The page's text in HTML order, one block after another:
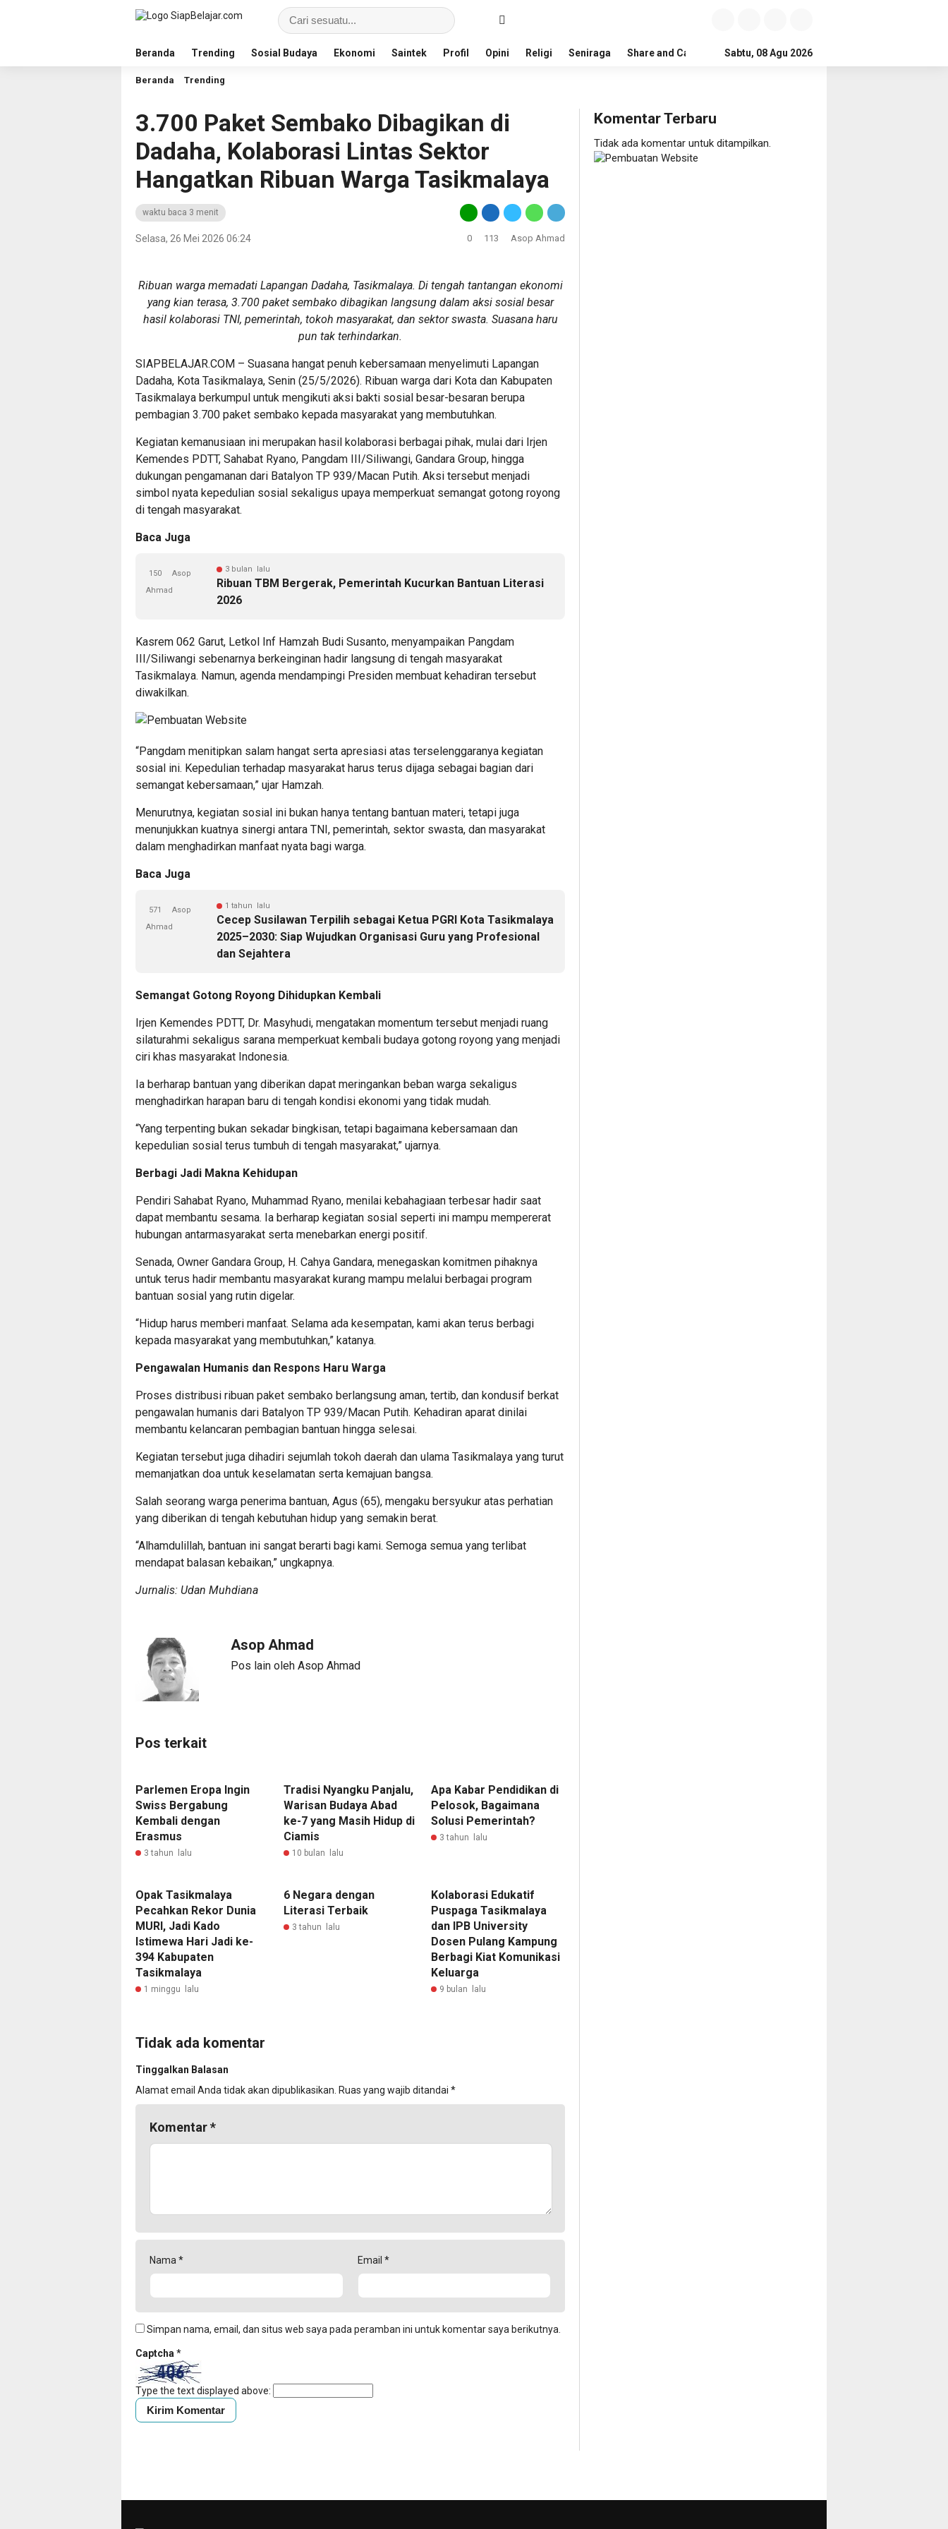
Beranda Trending Sosial Budaya Ekonomi Saintek Profil Opini Religi Seniraga Share and Care Sabtu, 08 Agu 2026
Beranda Trending
3.700 Paket Sembako Dibagikan di
Dadaha, Kolaborasi Lintas Sektor
Hangatkan Ribuan Warga Tasikmalaya
waktu baca 3 menit
Selasa, 26 Mei 2026 06:24 0 113 Asop Ahmad
Ribuan warga memadati Lapangan Dadaha, Tasikmalaya. Di tengah tantangan ekonomi
yang kian terasa, 3.700 paket sembako dibagikan langsung dalam aksi sosial besar
hasil kolaborasi TNI, pemerintah, tokoh masyarakat, dan sektor swasta. Suasana haru
pun tak terhindarkan.
SIAPBELAJAR.COM – Suasana hangat penuh kebersamaan menyelimuti Lapangan
Dadaha, Kota Tasikmalaya, Senin (25/5/2026). Ribuan warga dari Kota dan Kabupaten
Tasikmalaya berkumpul untuk mengikuti aksi bakti sosial besar-besaran berupa
pembagian 3.700 paket sembako kepada masyarakat yang membutuhkan.
Kegiatan kemanusiaan ini merupakan hasil kolaborasi berbagai pihak, mulai dari Irjen
Kemendes PDTT, Sahabat Ryano, Pangdam III/Siliwangi, Gandara Group, hingga
dukungan pengamanan dari Batalyon TP 939/Macan Putih. Aksi tersebut menjadi
simbol nyata kepedulian sosial sekaligus upaya memperkuat semangat gotong royong
di tengah masyarakat.
Baca Juga
3 bulan lalu
Ribuan TBM Bergerak, Pemerintah Kucurkan Bantuan Literasi
2026
150
Asop
Ahmad
Kasrem 062 Garut, Letkol Inf Hamzah Budi Susanto, menyampaikan Pangdam
III/Siliwangi sebenarnya berkeinginan hadir langsung di tengah masyarakat
Tasikmalaya. Namun, agenda mendampingi Presiden membuat kehadiran tersebut
diwakilkan.
“Pangdam menitipkan salam hangat serta apresiasi atas terselenggaranya kegiatan
sosial ini. Kepedulian terhadap masyarakat harus terus dijaga sebagai bagian dari
semangat kebersamaan,” ujar Hamzah.
Menurutnya, kegiatan sosial ini bukan hanya tentang bantuan materi, tetapi juga
menunjukkan kuatnya sinergi antara TNI, pemerintah, sektor swasta, dan masyarakat
dalam menghadirkan manfaat nyata bagi warga.
Baca Juga
1 tahun lalu
Cecep Susilawan Terpilih sebagai Ketua PGRI Kota Tasikmalaya
2025–2030: Siap Wujudkan Organisasi Guru yang Profesional
dan Sejahtera
571
Asop
Ahmad
Semangat Gotong Royong Dihidupkan Kembali
Irjen Kemendes PDTT, Dr. Masyhudi, mengatakan momentum tersebut menjadi ruang
silaturahmi sekaligus sarana memperkuat kembali budaya gotong royong yang menjadi
ciri khas masyarakat Indonesia.
Ia berharap bantuan yang diberikan dapat meringankan beban warga sekaligus
menghadirkan harapan baru di tengah kondisi ekonomi yang tidak mudah.
“Yang terpenting bukan sekadar bingkisan, tetapi bagaimana kebersamaan dan
kepedulian sosial terus tumbuh di tengah masyarakat,” ujarnya.
Berbagi Jadi Makna Kehidupan
Pendiri Sahabat Ryano, Muhammad Ryano, menilai kebahagiaan terbesar hadir saat
dapat membantu sesama. Ia berharap kegiatan sosial seperti ini mampu mempererat
hubungan antarmasyarakat serta menebarkan energi positif.
Senada, Owner Gandara Group, H. Cahya Gandara, menegaskan komitmen pihaknya
untuk terus hadir membantu masyarakat kurang mampu melalui berbagai program
bantuan sosial yang rutin digelar.
“Hidup harus memberi manfaat. Selama ada kesempatan, kami akan terus berbagi
kepada masyarakat yang membutuhkan,” katanya.
Pengawalan Humanis dan Respons Haru Warga
Proses distribusi ribuan paket sembako berlangsung aman, tertib, dan kondusif berkat
pengawalan humanis dari Batalyon TP 939/Macan Putih. Kehadiran aparat dinilai
membantu kelancaran pembagian bantuan hingga selesai.
Kegiatan tersebut juga dihadiri sejumlah tokoh daerah dan ulama Tasikmalaya yang turut
memanjatkan doa untuk keselamatan serta kemajuan bangsa.
Salah seorang warga penerima bantuan, Agus (65), mengaku bersyukur atas perhatian
yang diberikan di tengah kebutuhan hidup yang semakin berat.
“Alhamdulillah, bantuan ini sangat berarti bagi kami. Semoga semua yang terlibat
mendapat balasan kebaikan,” ungkapnya.
Jurnalis: Udan Muhdiana
Asop Ahmad
Pos lain oleh Asop Ahmad
Pos terkait
Parlemen Eropa Ingin
Swiss Bergabung
Kembali dengan
Erasmus
3 tahun lalu
Tradisi Nyangku Panjalu,
Warisan Budaya Abad
ke-7 yang Masih Hidup di
Ciamis
10 bulan lalu
Apa Kabar Pendidikan di
Pelosok, Bagaimana
Solusi Pemerintah?
3 tahun lalu
Opak Tasikmalaya
Pecahkan Rekor Dunia
MURI, Jadi Kado
Istimewa Hari Jadi ke-
394 Kabupaten
Tasikmalaya
1 minggu lalu
6 Negara dengan
Literasi Terbaik
3 tahun lalu
Kolaborasi Edukatif
Puspaga Tasikmalaya
dan IPB University
Dosen Pulang Kampung
Berbagi Kiat Komunikasi
Keluarga
9 bulan lalu
Tidak ada komentar
Tinggalkan Balasan
Alamat email Anda tidak akan dipublikasikan. Ruas yang wajib ditandai *
Komentar*
Nama * Email *
Simpan nama, email, dan situs web saya pada peramban ini untuk komentar saya berikutnya.
Captcha *
Type the text displayed above:
Komentar Terbaru
Tidak ada komentar untuk ditampilkan.